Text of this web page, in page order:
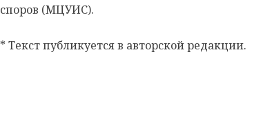
споров (МЦУИС).
* Текст публикуется в авторской редакции.